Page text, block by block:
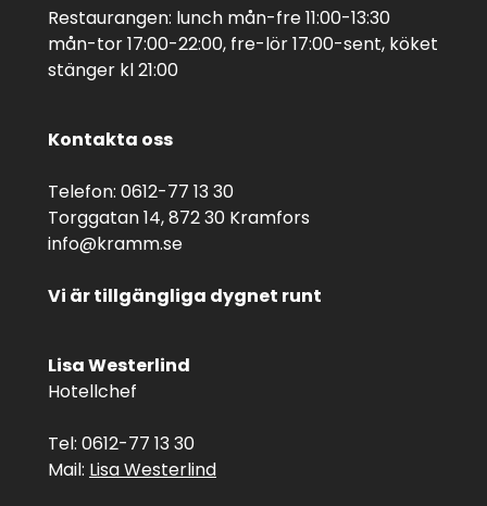
Restaurangen: lunch mån-fre 11:00-13:30
mån-tor 17:00-22:00, fre-lör 17:00-sent, köket
stänger kl 21:00
Kontakta oss
Telefon: 0612-77 13 30
Torggatan 14, 872 30 Kramfors
info@kramm.se
Vi är tillgängliga dygnet runt
Lisa Westerlind
Hotellchef
Tel: 0612-77 13 30
Mail: Lisa Westerlind